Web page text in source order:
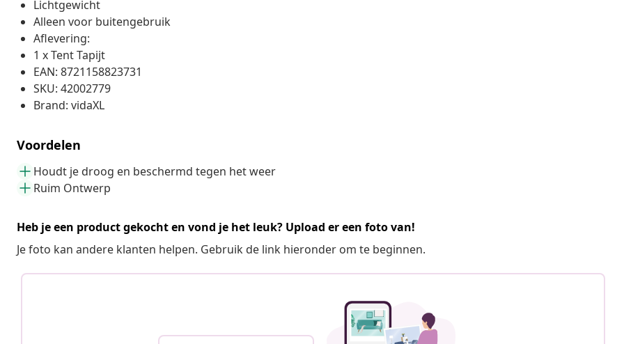
Lichtgewicht
Alleen voor buitengebruik
Aflevering:
1 x Tent Tapijt
EAN: 8721158823731
SKU: 42002779
Brand: vidaXL
Voordelen
Houdt je droog en beschermd tegen het weer
Ruim Ontwerp
Heb je een product gekocht en vond je het leuk? Upload er een foto van!
Je foto kan andere klanten helpen. Gebruik de link hieronder om te beginnen.